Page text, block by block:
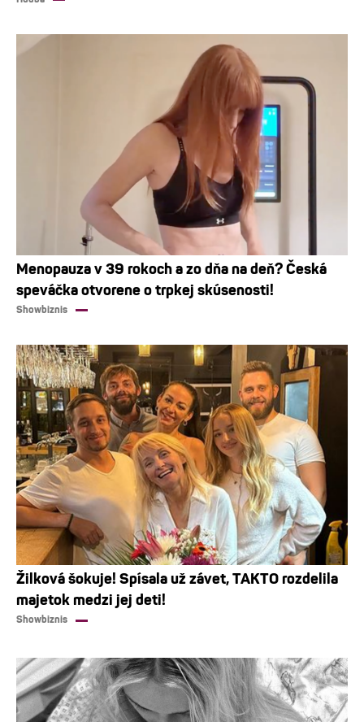
Menopauza v 39 rokoch a zo dňa na deň? Česká
speváčka otvorene o trpkej skúsenosti!
Showbiznis
Žilková šokuje! Spísala už závet, TAKTO rozdelila
majetok medzi jej deti!
Showbiznis